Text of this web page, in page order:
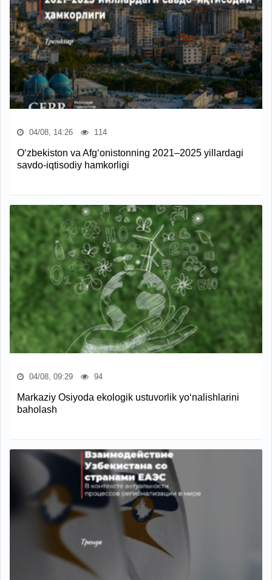
04/08, 14:26 114
O‘zbekiston va Afg‘onistonning 2021–2025 yillardagi
savdo-iqtisodiy hamkorligi
04/08, 09:29 94
Markaziy Osiyoda ekologik ustuvorlik yo‘nalishlarini
baholash